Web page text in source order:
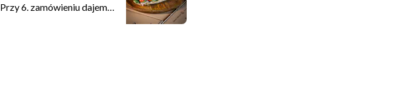
Przy 6. zamówieniu dajemy